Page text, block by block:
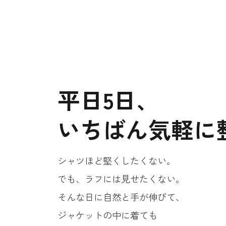
平日5日、
いちばん気軽に
シャツほど堅くしたくない。
でも、ラフには見せたくない。
そんな日に自然と手が伸びて、
ジャケットの中に着ても